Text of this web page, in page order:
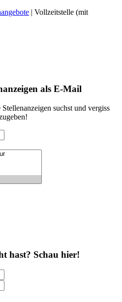
| Vollzeitstelle (mit
als E-Mail
suchst und vergiss
hast? Schau hier!